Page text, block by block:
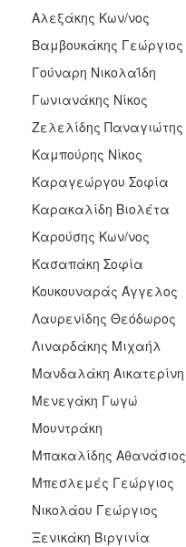
2013
2012
2011
2010
2006
ΔΗΜΟΤΗΣ
ΗΡΑΚΛΕΙΟ
Αλεξάκης Κων/νος
Βαμβουκάκης Γεώργιος
Γούναρη Νικολαΐδη
Γωνιανάκης Νίκος
Ζελελίδης Παναγιώτης
Καμπούρης Νίκος
Καραγεώργου Σοφία
Καρακαλίδη Βιολέτα
Καρούσης Κων/νος
Κασαπάκη Σοφία
Κουκουναράς Άγγελος
Λαυρενίδης Θεόδωρος
Λιναρδάκης Μιχαήλ
Μανδαλάκη Αικατερίνη
Μενεγάκη Γωγώ
Μουντράκη
Μπακαλίδης Αθανάσιος
Μπεσλεμές Γεώργιος
Νικολάου Γεώργιος
Ξενικάκη Βιργινία